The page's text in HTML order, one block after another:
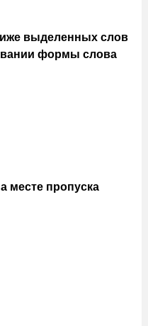
выделенных слов
формы слова
месте пропуска